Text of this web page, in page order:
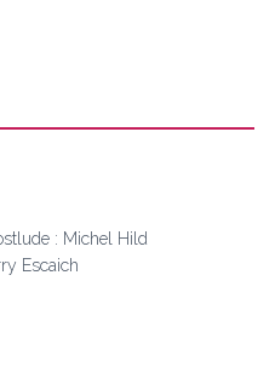
: Michel Hild
Escaich